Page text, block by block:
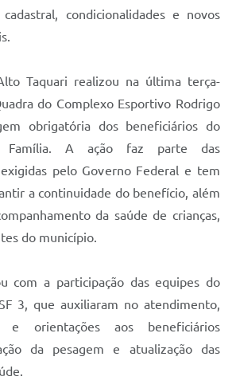
condicionalidades e novos
Taquari realizou na última terça-
do Complexo Esportivo Rodrigo
obrigatória dos beneficiários do
Família. A ação faz parte das
pelo Governo Federal e tem
a continuidade do benefício, além
da saúde de crianças,
do município.
com a participação das equipes do
3, que auxiliaram no atendimento,
e orientações aos beneficiários
da pesagem e atualização das